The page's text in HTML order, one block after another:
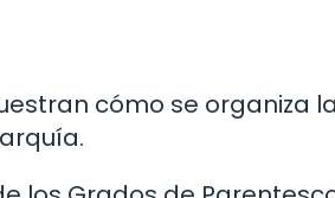
cómo se organiza